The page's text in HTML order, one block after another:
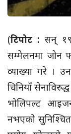
(टिपोट : सन्
सम्मेलनमा जोन
व्याख्या गरे ।
चिनियाँ
भोलिपल्ट
नभएको